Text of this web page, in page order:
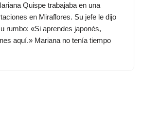
Quispe trabajaba en una
en Miraflores. Su jefe le dijo
rumbo: «Si aprendes japonés,
aquí.» Mariana no tenía tiempo